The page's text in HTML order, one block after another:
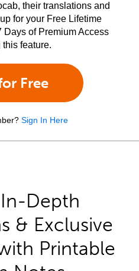
their translations and
for your Free Lifetime
Days of Premium Access
feature.
Free
Sign In Here
Depth
& Exclusive
Printable